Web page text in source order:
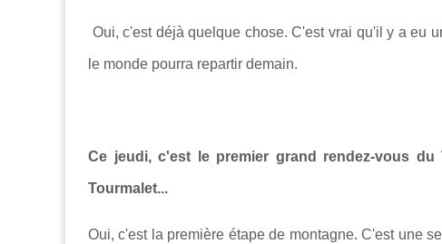
Oui, c'est déjà quelque chose. C'est vrai qu'il y a eu
le monde pourra repartir demain.
Ce jeudi, c'est le premier grand rendez-vous
Tourmalet...
Oui, c'est la première étape de montagne. C'est une